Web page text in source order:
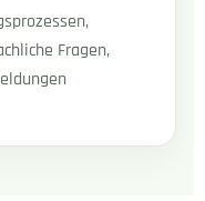
Fragen,